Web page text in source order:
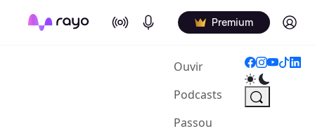
On Air Podcasts Premium Log in
Ouvir(current)
Podcasts
Passou